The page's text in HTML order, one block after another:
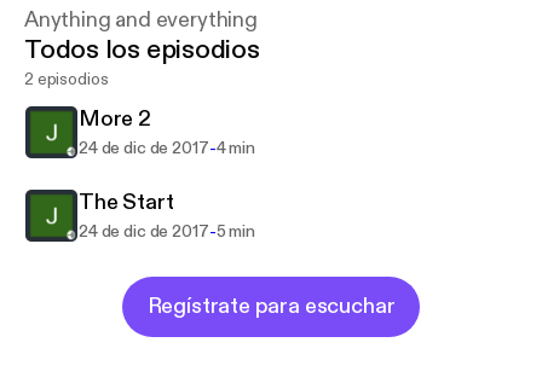
Anything and everything
Todos los episodios
2 episodios
More 2
24 de dic de 2017-4 min
The Start
24 de dic de 2017-5 min
Regístrate para escuchar